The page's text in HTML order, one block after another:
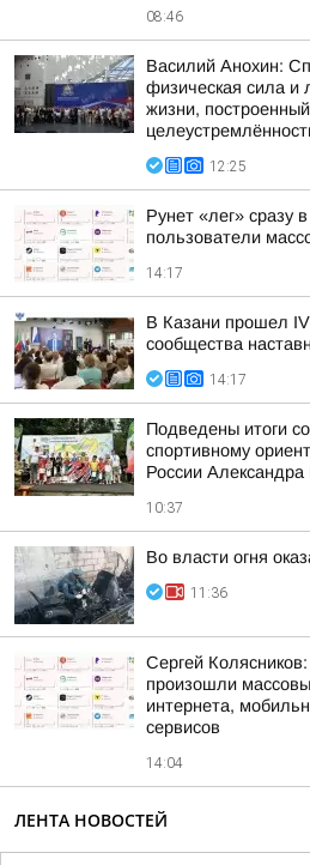
08:46
Василий Анохин:
физическая сила и
жизни,
12:25
Рунет «лег» сразу
пользователи
14:17
В Казани прошел
сообщества
14:17
Подведены итоги
спортивному
России Александра
10:37
Во власти огня
11:36
Сергей
произошли
интернета,
сервисов
14:04
ЛЕНТА НОВОСТЕЙ